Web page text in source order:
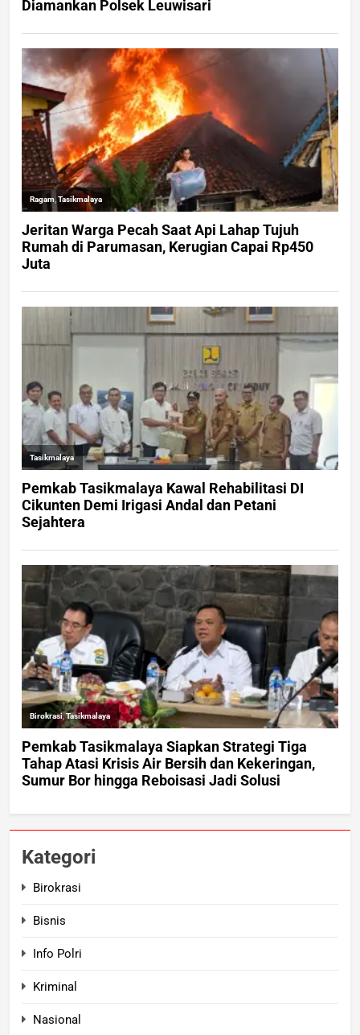
Kategori
Birokrasi
Bisnis
Info Polri
Kriminal
Nasional